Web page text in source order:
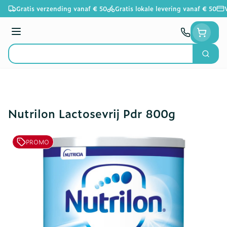
Ga naar de inhoud
Gratis verzending vanaf € 50 Gratis lokale levering vanaf € 50
Menu
Product, merk, categorie...
Zoek
Nutrilon Lactosevrij Pdr 800g
PROMO